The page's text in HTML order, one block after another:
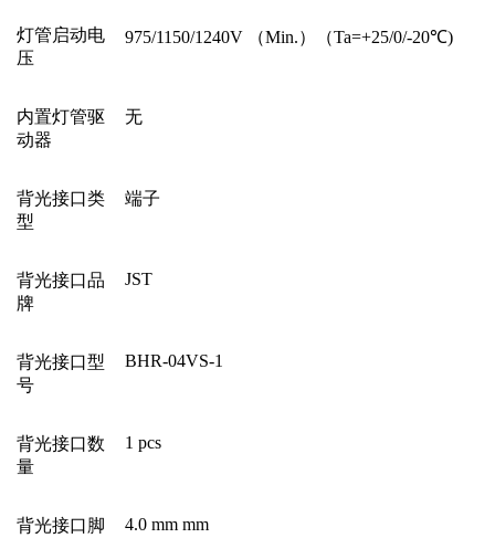
灯管启动电
压
975/1150/1240V （Min.）（Ta=+25/0/-20℃)
内置灯管驱
动器
无
背光接口类
型
端子
背光接口品
牌
JST
背光接口型
号
BHR-04VS-1
背光接口数
量
1 pcs
背光接口脚
4.0 mm mm